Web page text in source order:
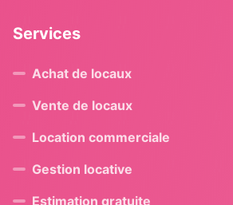
Services
Achat de locaux
Vente de locaux
Location commerciale
Gestion locative
Estimation gratuite